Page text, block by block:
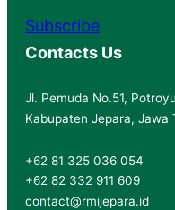
Subscribe
Contacts Us
Jl. Pemuda No.51,
Kabupaten Jepara, Jawa
+62 81 325 036 054
+62 82 332 911 609
contact@rmijepara.id